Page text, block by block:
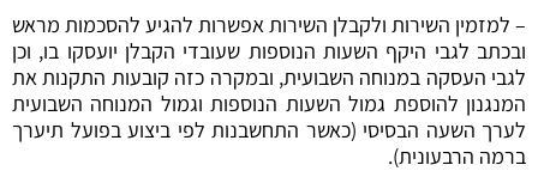
– למזמין השירות ולקבלן השירות אפשרות להגיע להסכמות מראש
ובכתב לגבי היקף השעות הנוספות שעובדי הקבלן יועסקו בו, וכן
לגבי העסקה במנוחה השבועית, ובמקרה כזה קובעות התקנות את
המנגנון להוספת גמול השעות הנוספות וגמול המנוחה השבועית
לערך השעה הבסיסי (כאשר התחשבנות לפי ביצוע בפועל תיערך
ברמה הרבעונית).